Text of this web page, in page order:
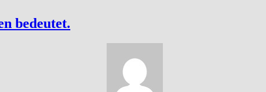
bedeutet.